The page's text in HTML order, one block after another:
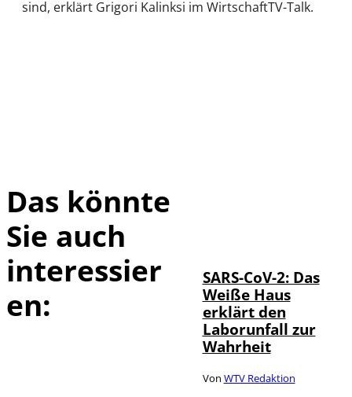
sind, erklärt Grigori Kalinksi im WirtschaftTV-Talk.
Das könnte
Sie auch
interessier
en:
SARS-CoV-2: Das
Weiße Haus
erklärt den
Laborunfall zur
Wahrheit
Von WTV Redaktion